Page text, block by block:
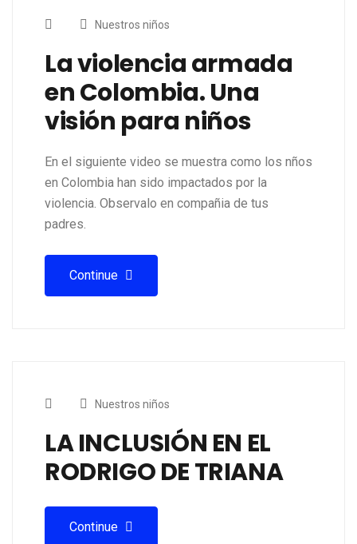
Nuestros niños
La violencia armada
en Colombia. Una
visión para niños
En el siguiente video se muestra como los nños
en Colombia han sido impactados por la
violencia. Observalo en compañia de tus
padres.
Continue
Nuestros niños
LA INCLUSIÓN EN EL
RODRIGO DE TRIANA
Continue